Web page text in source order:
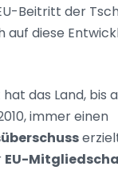
Beitritt der
auf diese
das Land, bis
immer einen
EU-